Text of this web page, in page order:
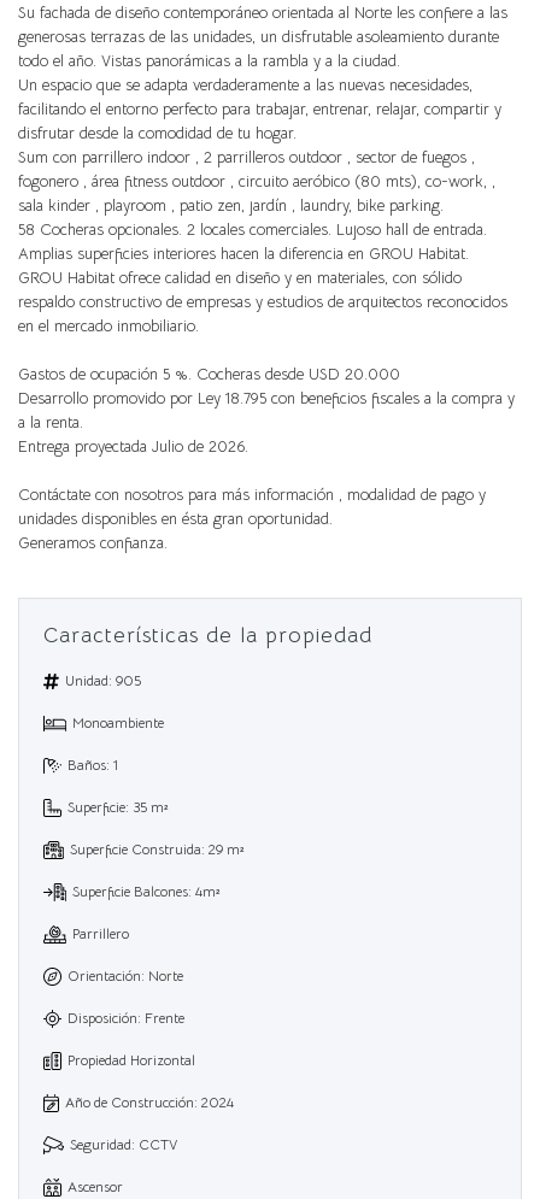
Su fachada de diseño contemporáneo orientada al Norte les confiere a las
generosas terrazas de las unidades, un disfrutable asoleamiento durante
todo el año. Vistas panorámicas a la rambla y a la ciudad.
Un espacio que se adapta verdaderamente a las nuevas necesidades,
facilitando el entorno perfecto para trabajar, entrenar, relajar, compartir y
disfrutar desde la comodidad de tu hogar.
Sum con parrillero indoor , 2 parrilleros outdoor , sector de fuegos ,
fogonero , área fitness outdoor , circuito aeróbico (80 mts), co-work, ,
sala kinder , playroom , patio zen, jardín , laundry, bike parking.
58 Cocheras opcionales. 2 locales comerciales. Lujoso hall de entrada.
Amplias superficies interiores hacen la diferencia en GROU Habitat.
GROU Habitat ofrece calidad en diseño y en materiales, con sólido
respaldo constructivo de empresas y estudios de arquitectos reconocidos
en el mercado inmobiliario.
Gastos de ocupación 5 %. Cocheras desde USD 20.000
Desarrollo promovido por Ley 18.795 con beneficios fiscales a la compra y
a la renta.
Entrega proyectada Julio de 2026.
Contáctate con nosotros para más información , modalidad de pago y
unidades disponibles en ésta gran oportunidad.
Generamos confianza.
Características de la propiedad
Unidad: 905
Monoambiente
Baños: 1
Superficie: 35 m²
Superficie Construida: 29 m²
Superficie Balcones: 4m²
Parrillero
Orientación: Norte
Disposición: Frente
Propiedad Horizontal
Año de Construcción: 2024
Seguridad: CCTV
Ascensor